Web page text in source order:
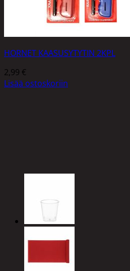
HORNET KAASUSYTYTIN 2KPL
2,99 €
Lisää ostoskoriin